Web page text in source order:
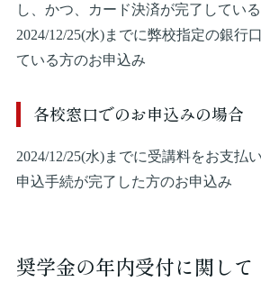
し、かつ、カード決済が完了してい
2024/12/25(水)までに弊校指定の銀行
ている方のお申込み
各校窓口でのお申込みの場合
2024/12/25(水)までに受講料をお支払
申込手続が完了した方のお申込み
奨学金の年内受付に関して